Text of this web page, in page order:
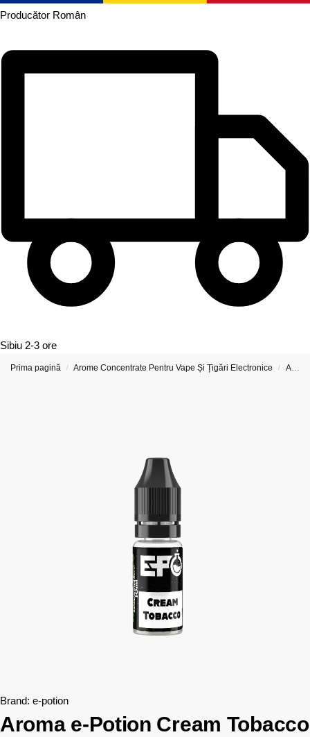
Producător Român
Sibiu 2-3 ore
Prima pagină / Arome Concentrate Pentru Vape Și Țigări Electronice / Arome Concentrate e-Potion 10ml
Brand: e-potion
Aroma e-Potion Cream Tobacco